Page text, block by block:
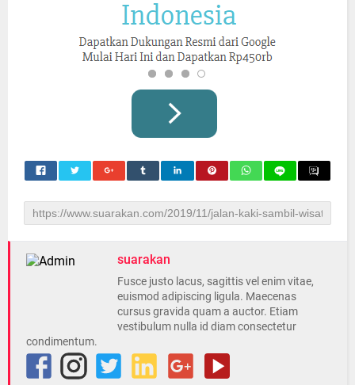
suarakan
Fusce justo lacus, sagittis vel enim vitae,
euismod adipiscing ligula. Maecenas
cursus gravida quam a auctor. Etiam
vestibulum nulla id diam consectetur
condimentum.